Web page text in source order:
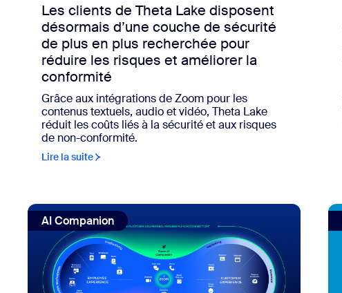
Les clients de Theta Lake disposent
désormais d’une couche de sécurité
de plus en plus recherchée pour
réduire les risques et améliorer la
conformité
Grâce aux intégrations de Zoom pour les
contenus textuels, audio et vidéo, Theta Lake
réduit les coûts liés à la sécurité et aux risques
de non-conformité.
Lire la suite
view: Zoomtopia 2023 : de nouvelles fonctionnalités pratiques
AI Companion